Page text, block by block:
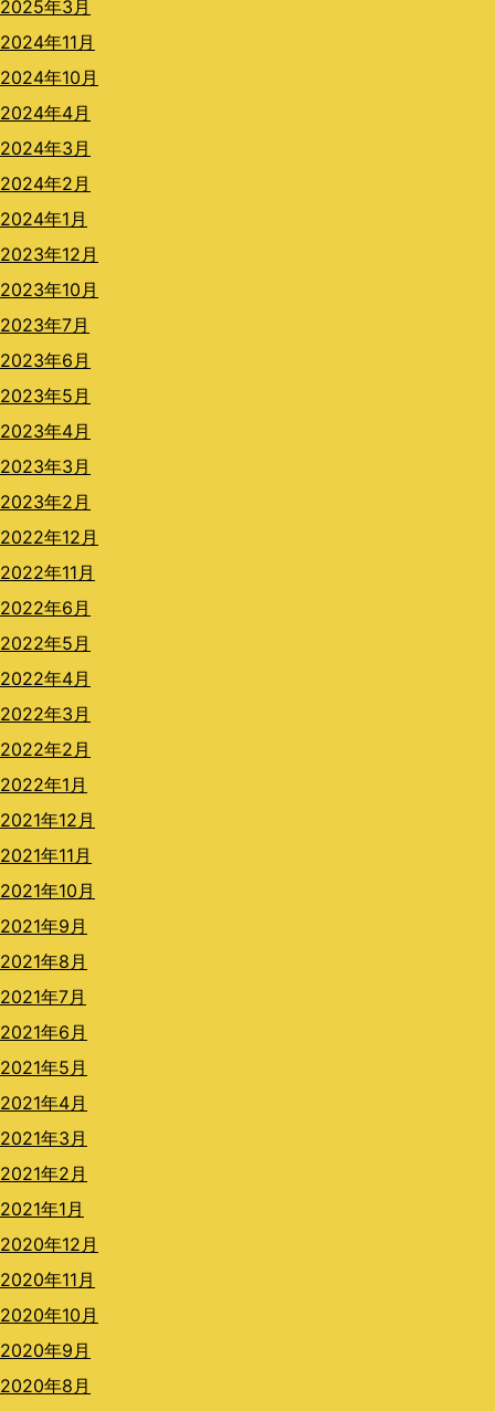
2025年3月
2024年11月
2024年10月
2024年4月
2024年3月
2024年2月
2024年1月
2023年12月
2023年10月
2023年7月
2023年6月
2023年5月
2023年4月
2023年3月
2023年2月
2022年12月
2022年11月
2022年6月
2022年5月
2022年4月
2022年3月
2022年2月
2022年1月
2021年12月
2021年11月
2021年10月
2021年9月
2021年8月
2021年7月
2021年6月
2021年5月
2021年4月
2021年3月
2021年2月
2021年1月
2020年12月
2020年11月
2020年10月
2020年9月
2020年8月